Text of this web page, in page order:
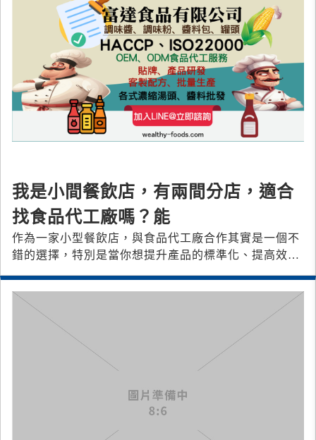
我是小間餐飲店，有兩間分店，適合
找食品代工廠嗎？能
作為一家小型餐飲店，與食品代工廠合作其實是一個不
錯的選擇，特別是當你想提升產品的標準化、提高效率